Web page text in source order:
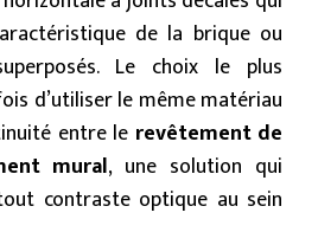
de la brique ou
Le choix le plus
d’utiliser le même matériau
entre le revêtement de
mural, une solution qui
contraste optique au sein